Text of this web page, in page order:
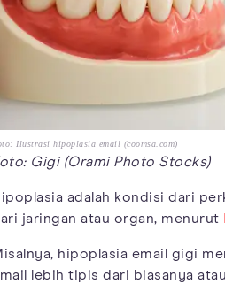
Ilustrasi hipoplasia email (coomsa.com)
Gigi (Orami Photo Stocks)
adalah kondisi dari
jaringan atau organ, menurut
hipoplasia email gigi
lebih tipis dari biasanya